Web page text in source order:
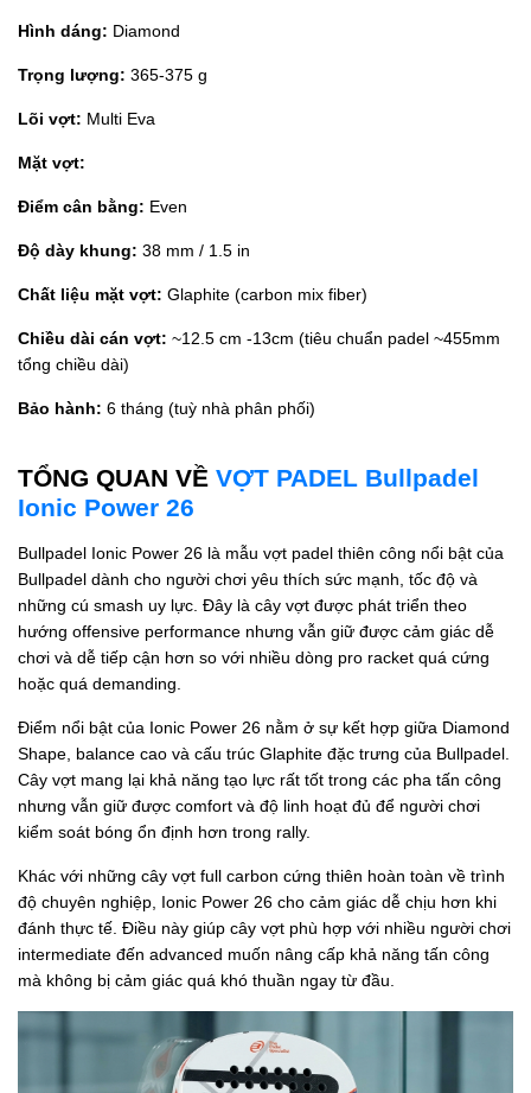
Hình dáng: Diamond
Trọng lượng: 365-375 g
Lõi vợt: Multi Eva
Mặt vợt:
Điểm cân bằng: Even
Độ dày khung: 38 mm / 1.5 in
Chất liệu mặt vợt: Glaphite (carbon mix fiber)
Chiều dài cán vợt: ~12.5 cm -13cm (tiêu chuẩn padel ~455mm
tổng chiều dài)
Bảo hành: 6 tháng (tuỳ nhà phân phối)
TỔNG QUAN VỀ VỢT PADEL Bullpadel
Ionic Power 26
Bullpadel Ionic Power 26 là mẫu vợt padel thiên công nổi bật của
Bullpadel dành cho người chơi yêu thích sức mạnh, tốc độ và
những cú smash uy lực. Đây là cây vợt được phát triển theo
hướng offensive performance nhưng vẫn giữ được cảm giác dễ
chơi và dễ tiếp cận hơn so với nhiều dòng pro racket quá cứng
hoặc quá demanding.
Điểm nổi bật của Ionic Power 26 nằm ở sự kết hợp giữa Diamond
Shape, balance cao và cấu trúc Glaphite đặc trưng của Bullpadel.
Cây vợt mang lại khả năng tạo lực rất tốt trong các pha tấn công
nhưng vẫn giữ được comfort và độ linh hoạt đủ để người chơi
kiểm soát bóng ổn định hơn trong rally.
Khác với những cây vợt full carbon cứng thiên hoàn toàn về trình
độ chuyên nghiệp, Ionic Power 26 cho cảm giác dễ chịu hơn khi
đánh thực tế. Điều này giúp cây vợt phù hợp với nhiều người chơi
intermediate đến advanced muốn nâng cấp khả năng tấn công
mà không bị cảm giác quá khó thuần ngay từ đầu.